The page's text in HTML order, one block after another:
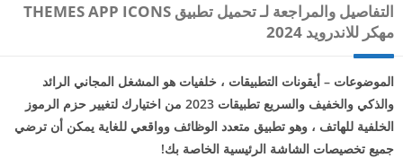
التفاصيل والمراجعة لـ تحميل تطبيق THEMES APP ICONS
مهكر للاندرويد 2024
الموضوعات – أيقونات التطبيقات ، خلفيات هو المشغل المجاني الرائد
والذكي والخفيف والسريع تطبيقات 2023 من اختيارك لتغيير حزم الرموز
الخلفية للهاتف ، وهو تطبيق متعدد الوظائف وواقعي للغاية يمكن أن ترضي
جميع تخصيصات الشاشة الرئيسية الخاصة بك!